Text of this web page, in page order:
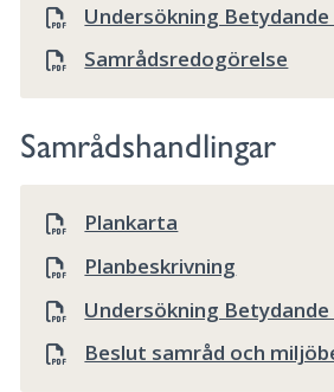
Undersökning
Samrådsredogörelse
Samrådshandlingar
Plankarta
Planbeskrivning
Undersökning
Beslut samråd och